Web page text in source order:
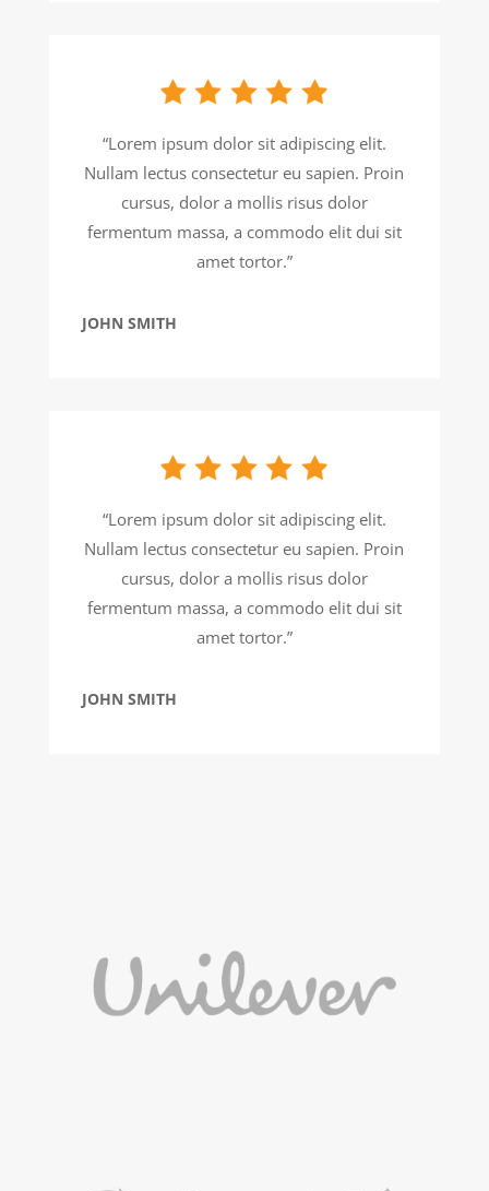
“Lorem ipsum dolor sit adipiscing elit.
Nullam lectus consectetur eu sapien. Proin
cursus, dolor a mollis risus dolor
fermentum massa, a commodo elit dui sit
amet tortor.”
JOHN SMITH
“Lorem ipsum dolor sit adipiscing elit.
Nullam lectus consectetur eu sapien. Proin
cursus, dolor a mollis risus dolor
fermentum massa, a commodo elit dui sit
amet tortor.”
JOHN SMITH